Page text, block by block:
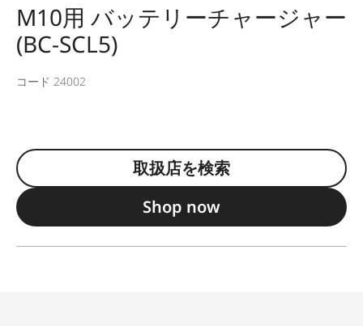
M10用 バッテリーチャージャー
(BC-SCL5)
コード 24002
取扱店を検索
Shop now